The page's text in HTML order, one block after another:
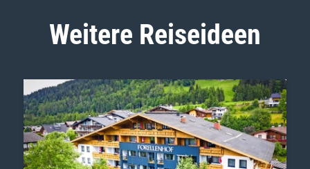
Weitere Reiseideen